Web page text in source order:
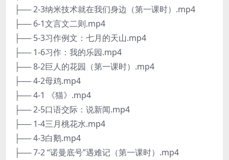
├── 2-3纳米技术就在我们身边（第一课时）.mp4
├── 6-1文言文二则.mp4
├── 5-3习作例文：七月的天山.mp4
├── 1-6习作：我的乐园.mp4
├── 8-2巨人的花园（第一课时）.mp4
├── 4-2母鸡.mp4
├── 4-1 《猫》.mp4
├── 2-5口语交际：说新闻.mp4
├── 1-4三月桃花水.mp4
├── 4-3白鹅.mp4
├── 7-2 “诺曼底号”遇难记（第一课时）.mp4